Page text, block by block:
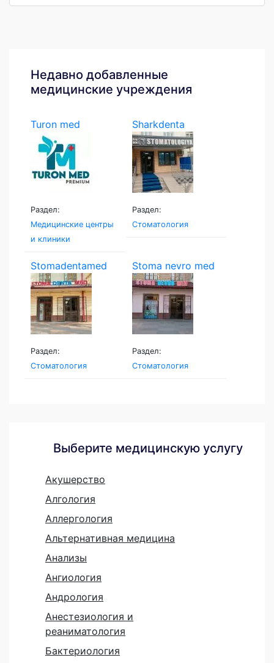
Недавно добавленные
медицинские учреждения
Turon med
Раздел:
Медицинские центры
и клиники
Sharkdenta
Раздел:
Стоматология
Stomadentamed
Раздел:
Стоматология
Stoma nevro med
Раздел:
Стоматология
Выберите медицинскую услугу
Акушерство
Алгология
Аллергология
Альтернативная медицина
Анализы
Ангиология
Андрология
Анестезиология и
реаниматология
Бактериология